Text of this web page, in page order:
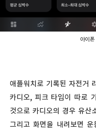
아이
애플워치로 기록된 자전거
카디오, 피크 타임이 따로
것으로 카디오의 경우 유산
그리고 화면을 내려보면